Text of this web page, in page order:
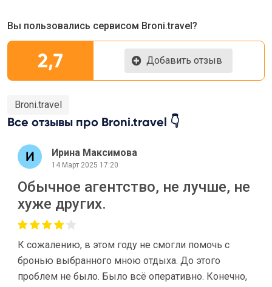
Вы пользовались сервисом Broni.travel?
2,7 Добавить отзыв
Broni.travel
Все отзывы про Broni.travel 👇
Ирина Максимова
14 Март 2025 17:20
Обычное агентство, не лучше, не
хуже других.
К сожалению, в этом году не смогли помочь с
бронью выбранного мною отдыха. До этого
проблем не было. Было всё оперативно. Конечно,